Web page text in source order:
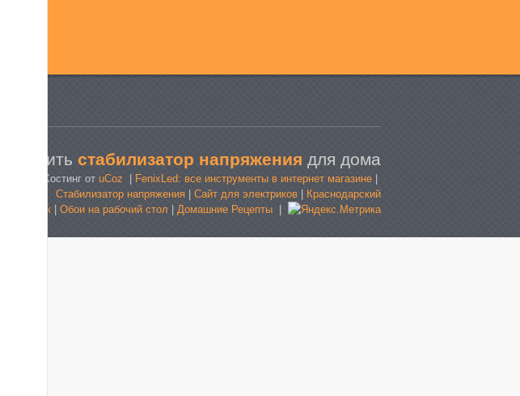
купить стабилизатор напряжения для дома
Хостинг от uCoz FenixLed: все инструменты в интернет магазине
Стабилизатор напряжения
Сайт для электриков
Краснодарский
справочник
Обои на рабочий стол Домашние Рецепты